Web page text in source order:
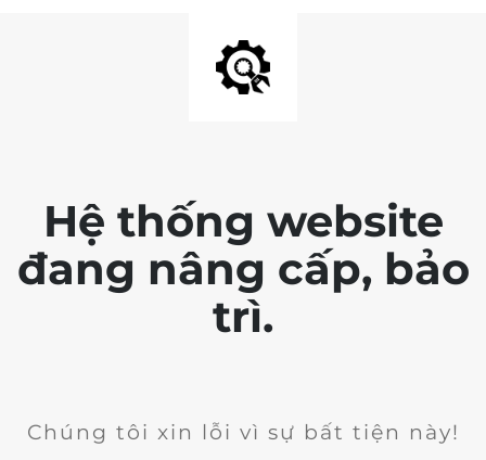
Hệ thống website
đang nâng cấp, bảo
trì.
Chúng tôi xin lỗi vì sự bất tiện này!